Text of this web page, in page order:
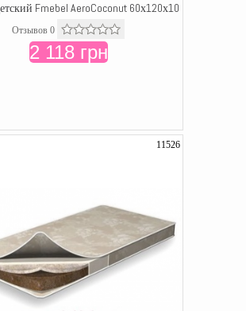
Fmebel AeroCoconut 60х120х10
Отзывов 0
2 118 грн
11526